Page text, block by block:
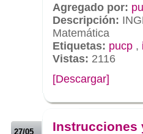
Agregado por:
Descripción:
Matemática
Etiquetas: pucp ,
Vistas: 2116
[Descargar]
27/05
Instrucciones